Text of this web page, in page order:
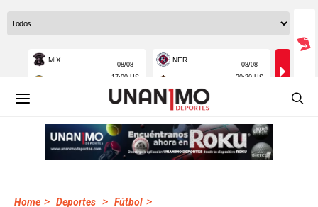
Home > Deportes > Fútbol >